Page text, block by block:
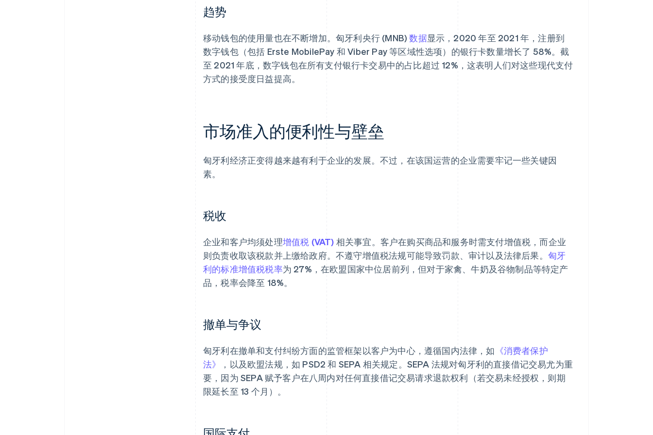
趋势
移动钱包的使用量也在不断增加。匈牙利央行 (MNB)数据显示，2020 年至 2021 年，注册到
数字钱包（包括 Erste MobilePay 和 Viber Pay 等区域性选项）的银行卡数量增长了 58%。截
至 2021 年底，数字钱包在所有支付银行卡交易中的占比超过 12%，这表明人们对这些现代支付
方式的接受度日益提高。
市场准入的便利性与壁垒
匈牙利经济正变得越来越有利于企业的发展。不过，在该国运营的企业需要牢记一些关键因
素。
税收
企业和客户均须处理增值税 (VAT) 相关事宜。客户在购买商品和服务时需支付增值税，而企业
则负责收取该税款并上缴给政府。不遵守增值税法规可能导致罚款、审计以及法律后果。 匈牙
利的标准增值税税率为 27%，在欧盟国家中位居前列，但对于家禽、牛奶及谷物制品等特定产
品，税率会降至 18%。
撤单与争议
匈牙利在撤单和支付纠纷方面的监管框架以客户为中心，遵循国内法律，如 《消费者保护
法》
，以及欧盟法规，如 PSD2 和 SEPA 相关规定。SEPA 法规对匈牙利的直接借记交易尤为重
要，因为 SEPA 赋予客户在八周内对任何直接借记交易请求退款权利（若交易未经授权，则期
限延长至 13 个月）。